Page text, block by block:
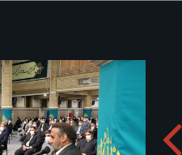
เข้าพบท่านผู้นำสูงสุดการ